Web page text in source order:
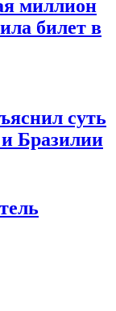
миллион
билет в
суть
Бразилии